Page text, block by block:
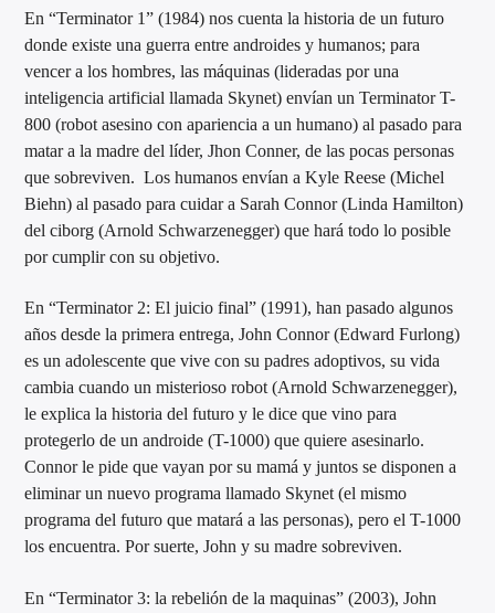
En “Terminator 1” (1984) nos cuenta la historia de un futuro
donde existe una guerra entre androides y humanos; para
vencer a los hombres, las máquinas (lideradas por una
inteligencia artificial llamada Skynet) envían un Terminator T-
800 (robot asesino con apariencia a un humano) al pasado para
matar a la madre del líder, Jhon Conner, de las pocas personas
que sobreviven. Los humanos envían a Kyle Reese (Michel
Biehn) al pasado para cuidar a Sarah Connor (Linda Hamilton)
del ciborg (Arnold Schwarzenegger) que hará todo lo posible
por cumplir con su objetivo.
En “Terminator 2: El juicio final” (1991), han pasado algunos
años desde la primera entrega, John Connor (Edward Furlong)
es un adolescente que vive con su padres adoptivos, su vida
cambia cuando un misterioso robot (Arnold Schwarzenegger),
le explica la historia del futuro y le dice que vino para
protegerlo de un androide (T-1000) que quiere asesinarlo.
Connor le pide que vayan por su mamá y juntos se disponen a
eliminar un nuevo programa llamado Skynet (el mismo
programa del futuro que matará a las personas), pero el T-1000
los encuentra. Por suerte, John y su madre sobreviven.
En “Terminator 3: la rebelión de la maquinas” (2003), John